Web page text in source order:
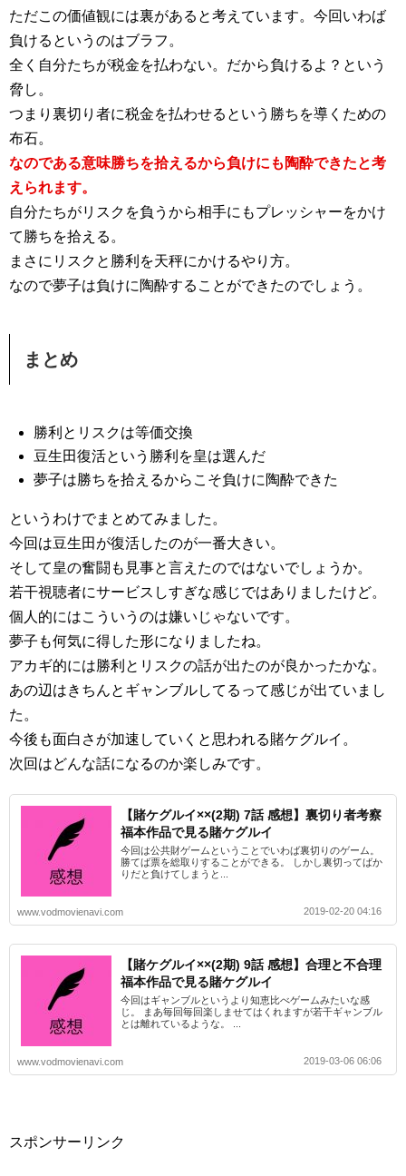
ただこの価値観には裏があると考えています。今回いわば
負けるというのはブラフ。
全く自分たちが税金を払わない。だから負けるよ？という
脅し。
つまり裏切り者に税金を払わせるという勝ちを導くための
布石。
なのである意味勝ちを拾えるから負けにも陶酔できたと考
えられます。
自分たちがリスクを負うから相手にもプレッシャーをかけ
て勝ちを拾える。
まさにリスクと勝利を天秤にかけるやり方。
なので夢子は負けに陶酔することができたのでしょう。
まとめ
勝利とリスクは等価交換
豆生田復活という勝利を皇は選んだ
夢子は勝ちを拾えるからこそ負けに陶酔できた
というわけでまとめてみました。
今回は豆生田が復活したのが一番大きい。
そして皇の奮闘も見事と言えたのではないでしょうか。
若干視聴者にサービスしすぎな感じではありましたけど。
個人的にはこういうのは嫌いじゃないです。
夢子も何気に得した形になりましたね。
アカギ的には勝利とリスクの話が出たのが良かったかな。
あの辺はきちんとギャンブルしてるって感じが出ていまし
た。
今後も面白さが加速していくと思われる賭ケグルイ。
次回はどんな話になるのか楽しみです。
【賭ケグルイ××(2期) 7話 感想】裏切り者考察
福本作品で見る賭ケグルイ
今回は公共財ゲームということでいわば裏切りのゲーム。
勝てば票を総取りすることができる。 しかし裏切ってばか
りだと負けてしまうと...
www.vodmovienavi.com 2019-02-20 04:16
【賭ケグルイ××(2期) 9話 感想】合理と不合理
福本作品で見る賭ケグルイ
今回はギャンブルというより知恵比べゲームみたいな感
じ。 まあ毎回毎回楽しませてはくれますが若干ギャンブル
とは離れているような。 ...
www.vodmovienavi.com 2019-03-06 06:06
スポンサーリンク